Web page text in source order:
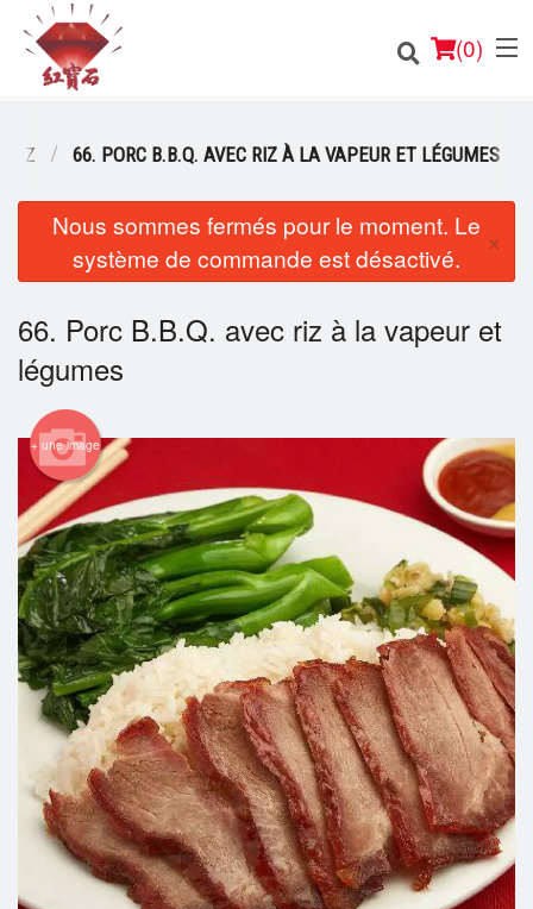
(0)
Commander en ligne
Emplacement
Français
Connection
Inscription
Panier (0)
Rechercher
RIZ 66. PORC B.B.Q. AVEC RIZ À LA VAPEUR ET LÉGUMES
Nous sommes fermés pour le moment. Le
système de commande est désactivé.
×
66. Porc B.B.Q. avec riz à la vapeur et
légumes
+ une image